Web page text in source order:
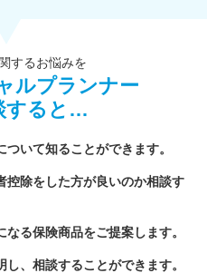
するお悩みを
ルプランナー
すると…
いて知ることができます。
控除をした方が良いのか相談す
る保険商品をご提案します。
、相談することができます。